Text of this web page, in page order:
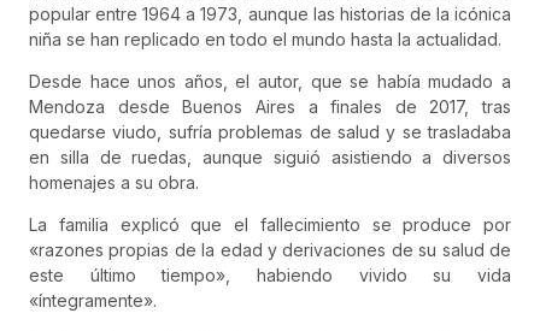
popular entre 1964 a 1973, aunque las historias de la icónica
niña se han replicado en todo el mundo hasta la actualidad.
Desde hace unos años, el autor, que se había mudado a
Mendoza desde Buenos Aires a finales de 2017, tras
quedarse viudo, sufría problemas de salud y se trasladaba
en silla de ruedas, aunque siguió asistiendo a diversos
homenajes a su obra.
La familia explicó que el fallecimiento se produce por
«razones propias de la edad y derivaciones de su salud de
este último tiempo», habiendo vivido su vida
«íntegramente».